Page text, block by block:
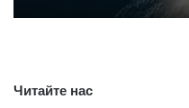
Читайте нас